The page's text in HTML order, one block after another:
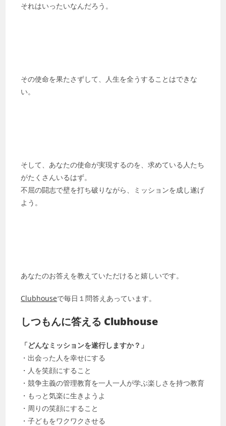
それはいったいなんだろう。
その使命を果たさずして、人生を全うすることはできな
い。
そして、あなたの使命が実現するのを、求めている人たち
がたくさんいるはず。
不屈の闘志で壁を打ち破りながら、ミッションを成し遂げ
よう。
あなたのお答えを教えていただけると嬉しいです。
Clubhouseで毎日１問答えあっています。
しつもんに答える Clubhouse
「どんなミッションを遂行しますか？」
・出会った人を幸せにする
・人を笑顔にすること
・競争主義の管理教育を一人一人が学ぶ楽しさを持つ教育
・もっと気楽に生きようよ
・周りの笑顔にすること
・子どもをワクワクさせる